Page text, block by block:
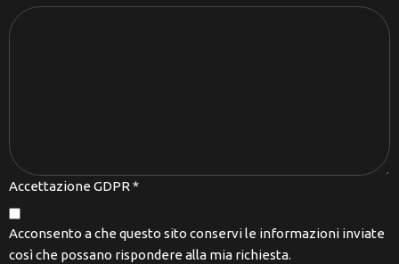
Accettazione GDPR *
Acconsento a che questo sito conservi le informazioni inviate
così che possano rispondere alla mia richiesta.